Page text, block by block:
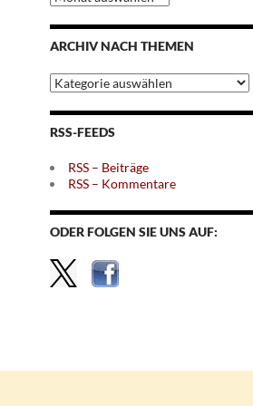
nach
Monaten
ARCHIV NACH THEMEN
Archiv
nach
Themen
RSS-FEEDS
RSS – Beiträge
RSS – Kommentare
ODER FOLGEN SIE UNS AUF: